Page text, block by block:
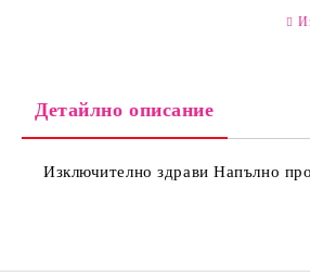
Детайлно описание
Изключително здрави Напълно